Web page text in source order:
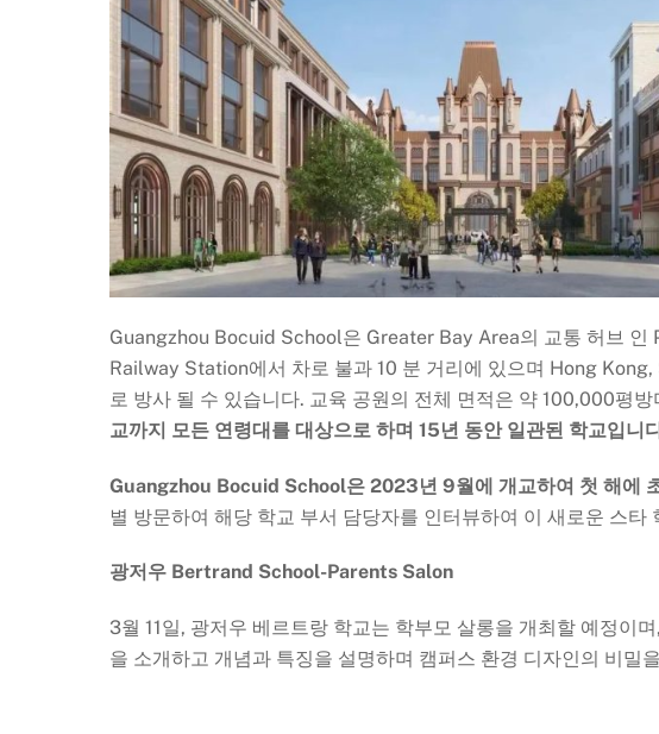
Guangzhou Bocuid School은 Greater Bay Area의 교통 허브 인
Railway Station에서 차로 불과 10 분 거리에 있으며 Hong
로 방사 될 수 있습니다. 교육 공원의 전체 면적은 약 100,000평방
교까지 모든 연령대를 대상으로 하며 15년 동안 일관된 학교입니
Guangzhou Bocuid School은 2023년 9월에 개교하여 첫 해에
별 방문하여 해당 학교 부서 담당자를 인터뷰하여 이 새로운 스타
광저우 Bertrand School-Parents Salon
3월 11일, 광저우 베르트랑 학교는 학부모 살롱을 개최할 예정이
을 소개하고 개념과 특징을 설명하며 캠퍼스 환경 디자인의 비밀